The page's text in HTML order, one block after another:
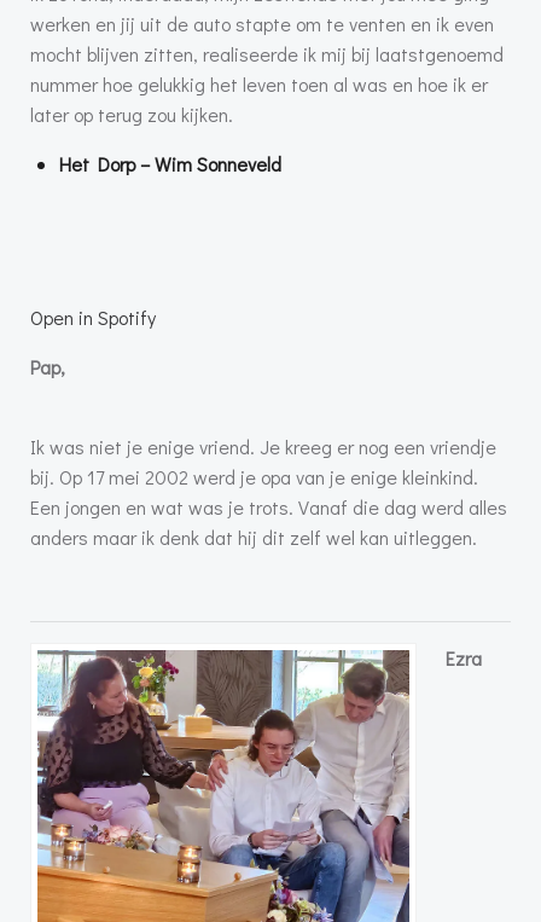
werken en jij uit de auto stapte om te venten en ik even
mocht blijven zitten, realiseerde ik mij bij laatstgenoemd
nummer hoe gelukkig het leven toen al was en hoe ik er
later op terug zou kijken.
Het Dorp – Wim Sonneveld
Open in Spotify
Ik was niet je enige vriend. Je kreeg er nog een vriendje
bij. Op 17 mei 2002 werd je opa van je enige kleinkind.
Een jongen en wat was je trots. Vanaf die dag werd alles
anders maar ik denk dat hij dit zelf wel kan uitleggen.
Ezra